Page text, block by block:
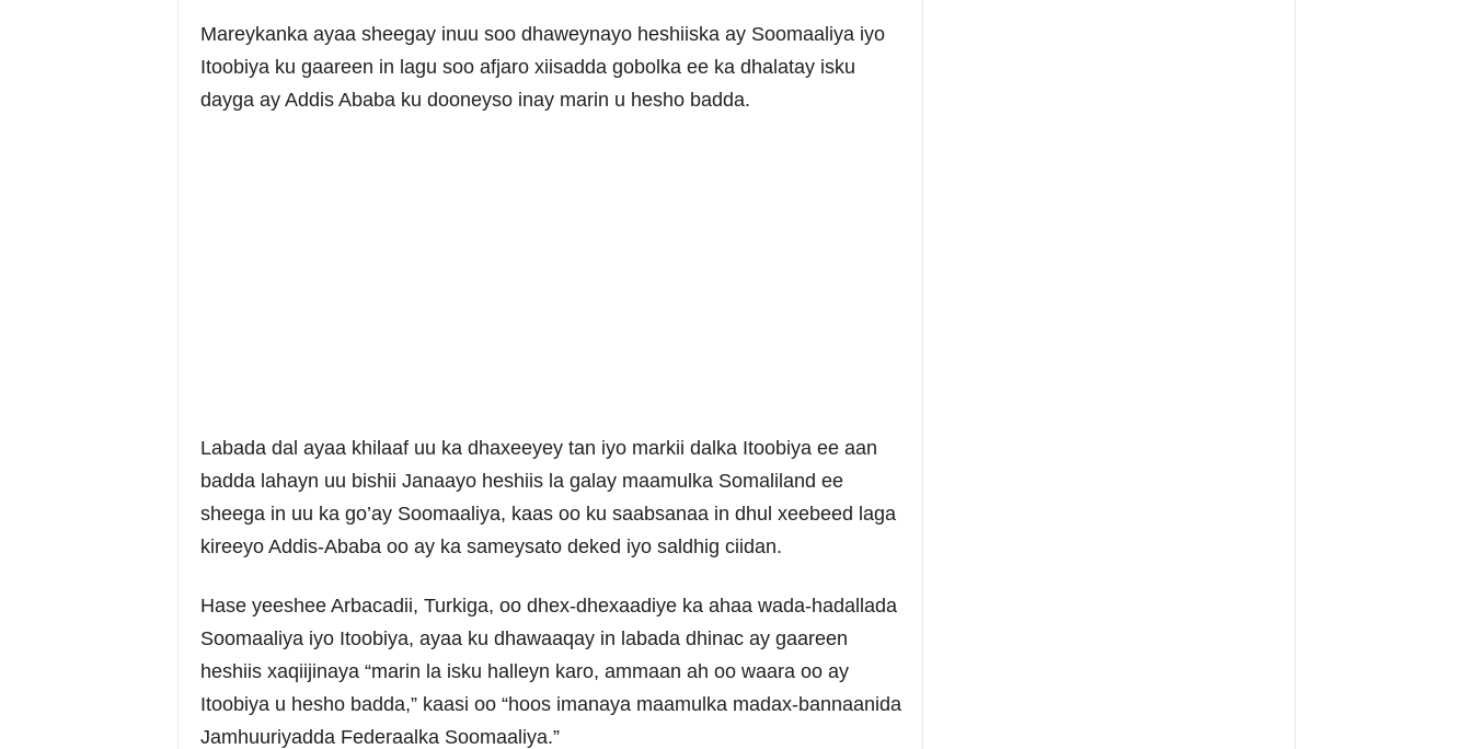
Mareykanka ayaa sheegay inuu soo dhaweynayo heshiiska ay Soomaaliya iyo
Itoobiya ku gaareen in lagu soo afjaro xiisadda gobolka ee ka dhalatay isku
dayga ay Addis Ababa ku dooneyso inay marin u hesho badda.
Labada dal ayaa khilaaf uu ka dhaxeeyey tan iyo markii dalka Itoobiya ee aan
badda lahayn uu bishii Janaayo heshiis la galay maamulka Somaliland ee
sheega in uu ka go’ay Soomaaliya, kaas oo ku saabsanaa in dhul xeebeed laga
kireeyo Addis-Ababa oo ay ka sameysato deked iyo saldhig ciidan.
Hase yeeshee Arbacadii, Turkiga, oo dhex-dhexaadiye ka ahaa wada-hadallada
Soomaaliya iyo Itoobiya, ayaa ku dhawaaqay in labada dhinac ay gaareen
heshiis xaqiijinaya “marin la isku halleyn karo, ammaan ah oo waara oo ay
Itoobiya u hesho badda,” kaasi oo “hoos imanaya maamulka madax-bannaanida
Jamhuuriyadda Federaalka Soomaaliya.”